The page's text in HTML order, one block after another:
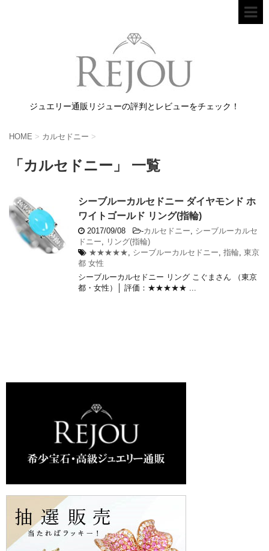
ジュエリー通販リジューの評判とレビューをチェック！
HOME > カルセドニー >
「カルセドニー」 一覧
シーブルーカルセドニー ダイヤモンド ホ
ワイトゴールド リング(指輪)
2017/09/08 -カルセドニー, シーブルーカルセ
ドニー, リング(指輪)
★★★★★, シーブルーカルセドニー, 指輪, 東京
都 女性
シーブルーカルセドニー リング こぐまさん （東京
都・女性）│ 評価：★★★★★ ...